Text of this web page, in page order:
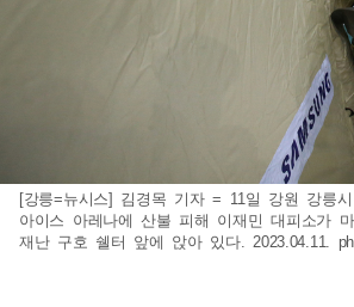
[강릉=뉴시스] 김경목 기자 = 11일 강원 강릉
아이스 아레나에 산불 피해 이재민 대피소가
재난 구호 쉘터 앞에 앉아 있다. 2023.04.11.